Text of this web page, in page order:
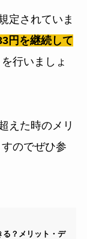
定されていま
円を継続して
行いましょ
えた時のメリ
のでぜひ参
る？メリット・デ